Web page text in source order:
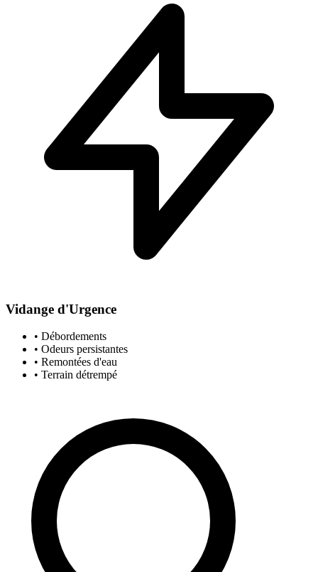
Vidange d'Urgence
• Débordements
• Odeurs persistantes
• Remontées d'eau
• Terrain détrempé